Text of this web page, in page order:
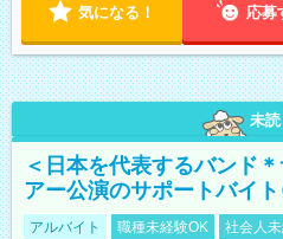
気になる！ 応募
未読
＜日本を代表するバンド
アー公演のサポートバイ
アルバイト 職種未経験OK 社会人